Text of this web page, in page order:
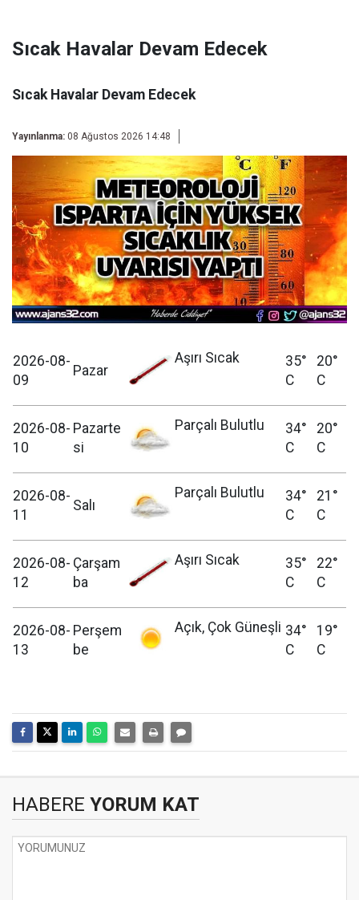
Sıcak Havalar Devam Edecek
Sıcak Havalar Devam Edecek
Yayınlanma: 08 Ağustos 2026 14:48
2026-08-
09
Pazar
Aşırı Sıcak
35°
C
20°
C
2026-08-
10
Pazarte
si
Parçalı Bulutlu
34°
C
20°
C
2026-08-
11
Salı
Parçalı Bulutlu
34°
C
21°
C
2026-08-
12
Çarşam
ba
Aşırı Sıcak
35°
C
22°
C
2026-08-
13
Perşem
be
Açık, Çok Güneşli 34°
C
19°
C
HABERE YORUM KAT